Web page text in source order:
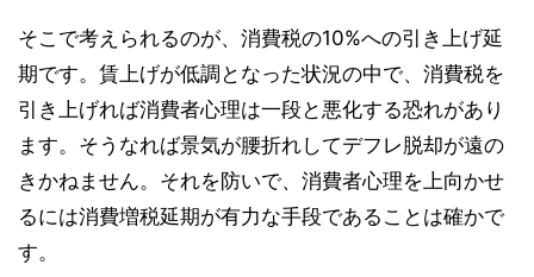
そこで考えられるのが、消費税の10%への引き上げ延
期です。賃上げが低調となった状況の中で、消費税を
引き上げれば消費者心理は一段と悪化する恐れがあり
ます。そうなれば景気が腰折れしてデフレ脱却が遠の
きかねません。それを防いで、消費者心理を上向かせ
るには消費増税延期が有力な手段であることは確かで
す。